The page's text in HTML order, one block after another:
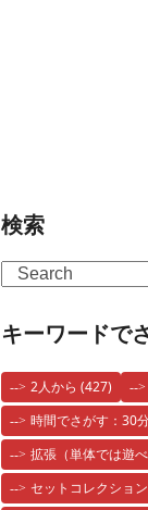
検索
Search
キーワードで
2人から (427)
時間でさがす：30
拡張（単体では遊べ
セットコレクション